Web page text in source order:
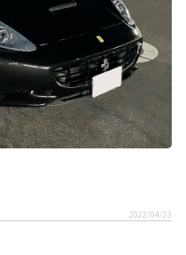
2022/04/23